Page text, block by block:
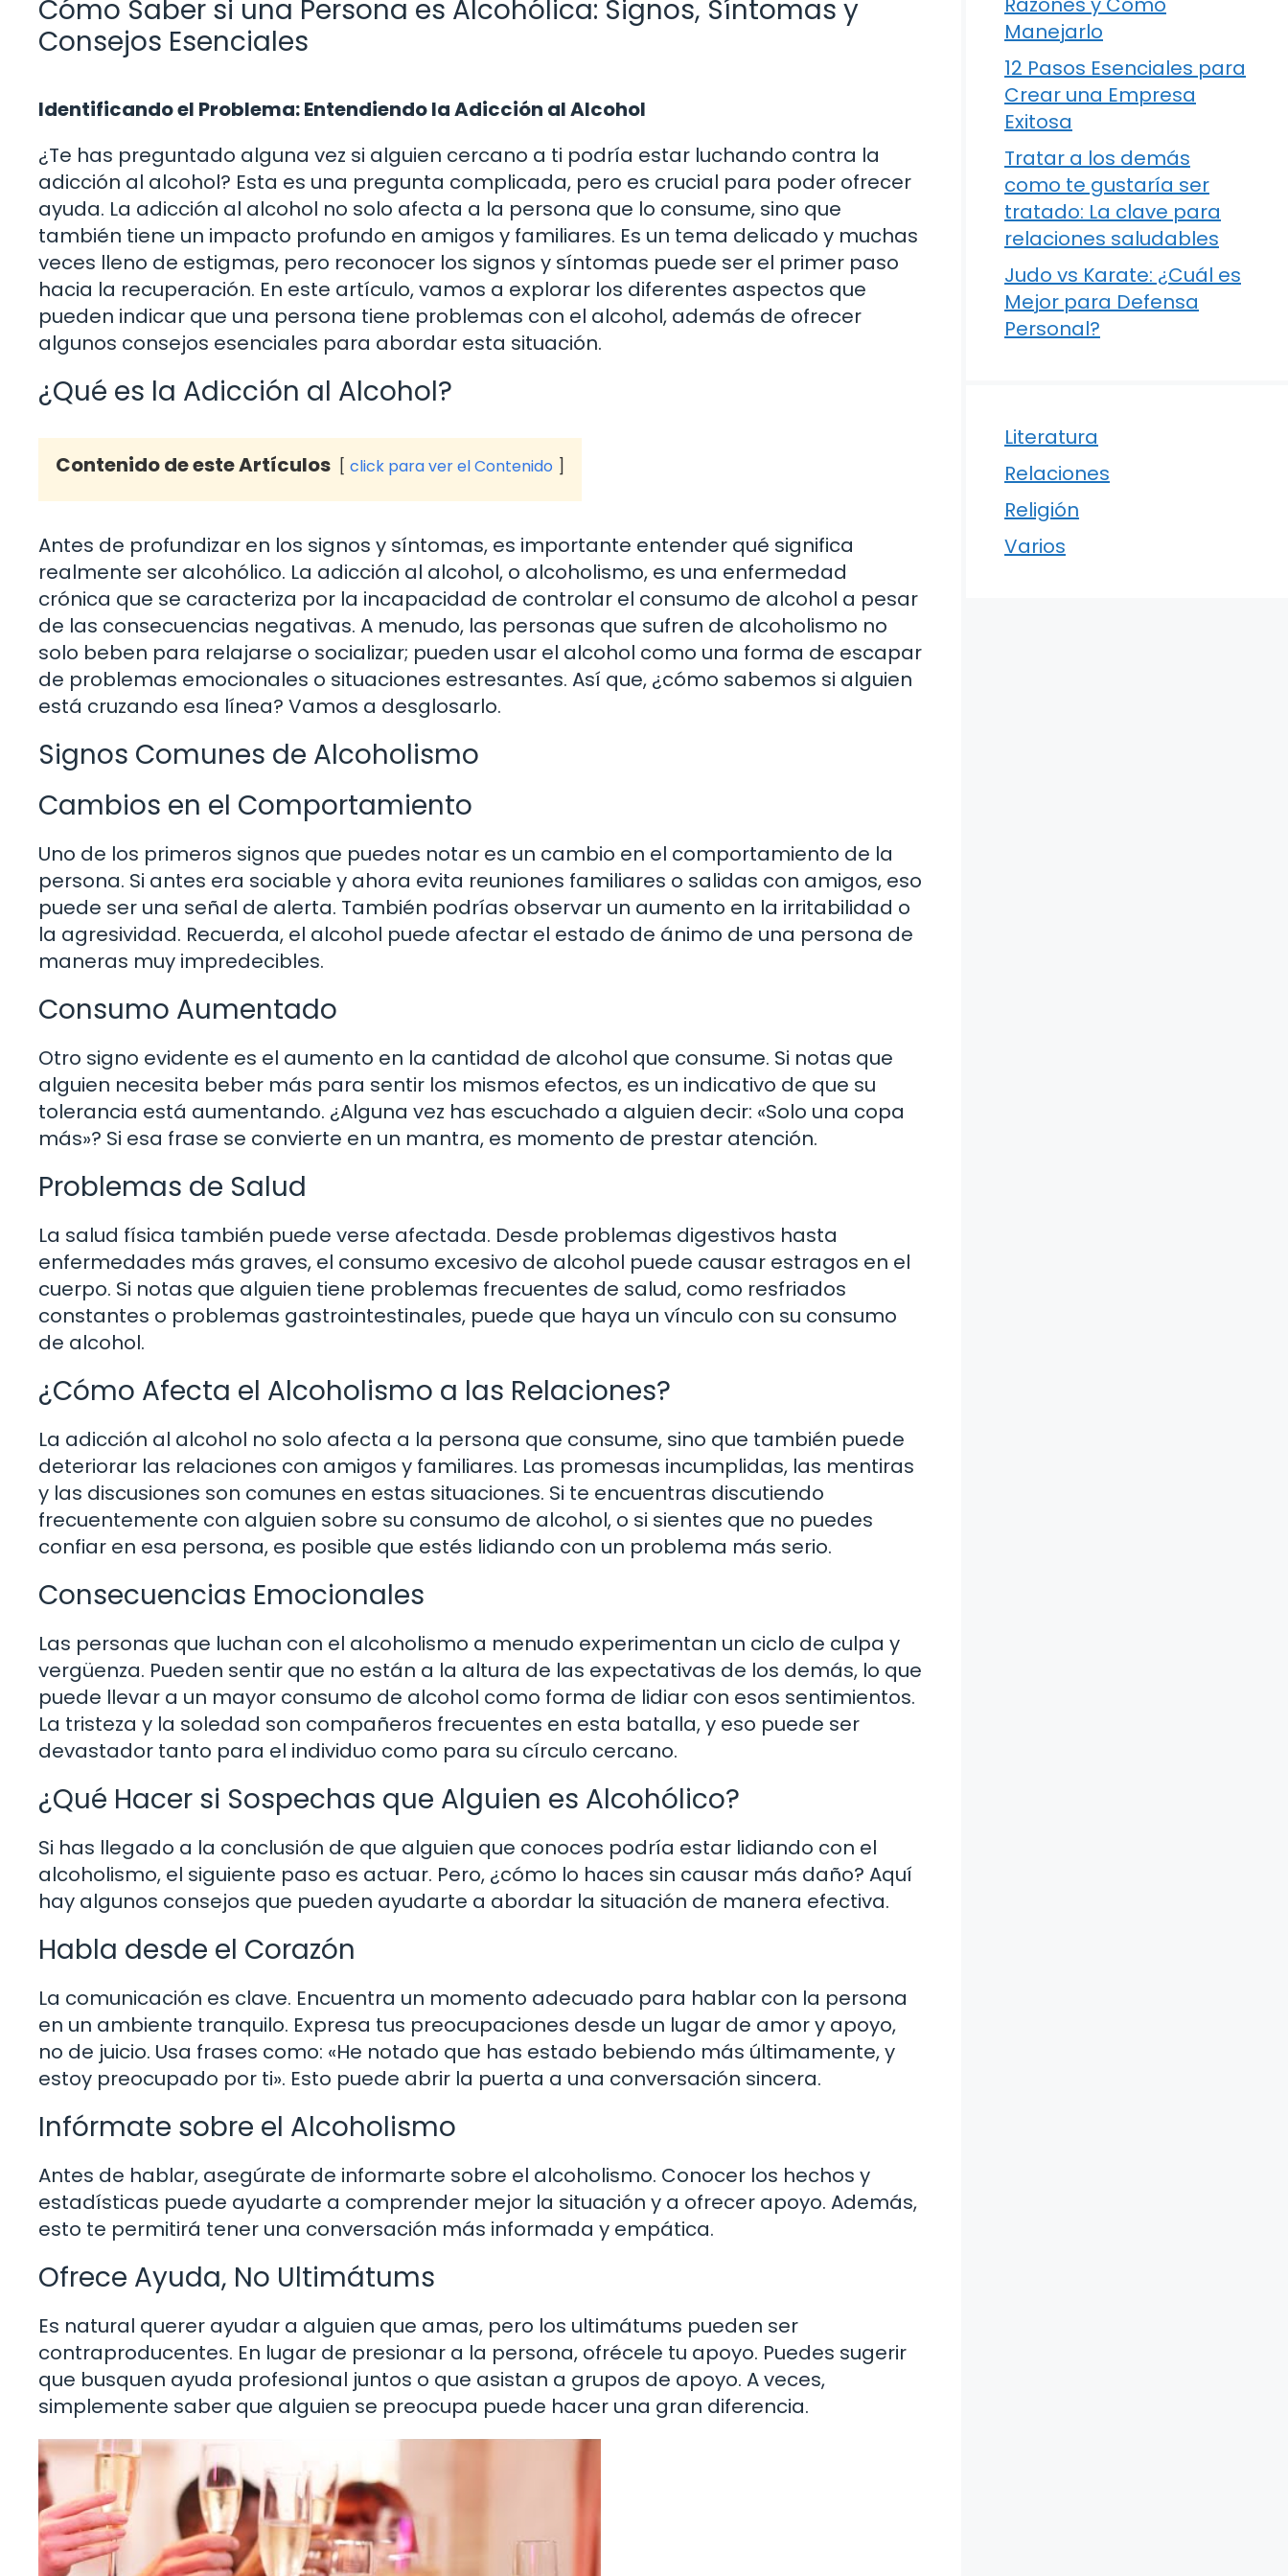
Cómo Saber si una Persona es Alcohólica: Signos, Síntomas y
Consejos Esenciales
Identificando el Problema: Entendiendo la Adicción al Alcohol
¿Te has preguntado alguna vez si alguien cercano a ti podría estar luchando contra la
adicción al alcohol? Esta es una pregunta complicada, pero es crucial para poder ofrecer
ayuda. La adicción al alcohol no solo afecta a la persona que lo consume, sino que
también tiene un impacto profundo en amigos y familiares. Es un tema delicado y muchas
veces lleno de estigmas, pero reconocer los signos y síntomas puede ser el primer paso
hacia la recuperación. En este artículo, vamos a explorar los diferentes aspectos que
pueden indicar que una persona tiene problemas con el alcohol, además de ofrecer
algunos consejos esenciales para abordar esta situación.
¿Qué es la Adicción al Alcohol?
Contenido de este Artículos click para ver el Contenido
Antes de profundizar en los signos y síntomas, es importante entender qué significa
realmente ser alcohólico. La adicción al alcohol, o alcoholismo, es una enfermedad
crónica que se caracteriza por la incapacidad de controlar el consumo de alcohol a pesar
de las consecuencias negativas. A menudo, las personas que sufren de alcoholismo no
solo beben para relajarse o socializar; pueden usar el alcohol como una forma de escapar
de problemas emocionales o situaciones estresantes. Así que, ¿cómo sabemos si alguien
está cruzando esa línea? Vamos a desglosarlo.
Signos Comunes de Alcoholismo
Cambios en el Comportamiento
Uno de los primeros signos que puedes notar es un cambio en el comportamiento de la
persona. Si antes era sociable y ahora evita reuniones familiares o salidas con amigos, eso
puede ser una señal de alerta. También podrías observar un aumento en la irritabilidad o
la agresividad. Recuerda, el alcohol puede afectar el estado de ánimo de una persona de
maneras muy impredecibles.
Consumo Aumentado
Otro signo evidente es el aumento en la cantidad de alcohol que consume. Si notas que
alguien necesita beber más para sentir los mismos efectos, es un indicativo de que su
tolerancia está aumentando. ¿Alguna vez has escuchado a alguien decir: «Solo una copa
más»? Si esa frase se convierte en un mantra, es momento de prestar atención.
Problemas de Salud
La salud física también puede verse afectada. Desde problemas digestivos hasta
enfermedades más graves, el consumo excesivo de alcohol puede causar estragos en el
cuerpo. Si notas que alguien tiene problemas frecuentes de salud, como resfriados
constantes o problemas gastrointestinales, puede que haya un vínculo con su consumo
de alcohol.
¿Cómo Afecta el Alcoholismo a las Relaciones?
La adicción al alcohol no solo afecta a la persona que consume, sino que también puede
deteriorar las relaciones con amigos y familiares. Las promesas incumplidas, las mentiras
y las discusiones son comunes en estas situaciones. Si te encuentras discutiendo
frecuentemente con alguien sobre su consumo de alcohol, o si sientes que no puedes
confiar en esa persona, es posible que estés lidiando con un problema más serio.
Consecuencias Emocionales
Las personas que luchan con el alcoholismo a menudo experimentan un ciclo de culpa y
vergüenza. Pueden sentir que no están a la altura de las expectativas de los demás, lo que
puede llevar a un mayor consumo de alcohol como forma de lidiar con esos sentimientos.
La tristeza y la soledad son compañeros frecuentes en esta batalla, y eso puede ser
devastador tanto para el individuo como para su círculo cercano.
¿Qué Hacer si Sospechas que Alguien es Alcohólico?
Si has llegado a la conclusión de que alguien que conoces podría estar lidiando con el
alcoholismo, el siguiente paso es actuar. Pero, ¿cómo lo haces sin causar más daño? Aquí
hay algunos consejos que pueden ayudarte a abordar la situación de manera efectiva.
Habla desde el Corazón
La comunicación es clave. Encuentra un momento adecuado para hablar con la persona
en un ambiente tranquilo. Expresa tus preocupaciones desde un lugar de amor y apoyo,
no de juicio. Usa frases como: «He notado que has estado bebiendo más últimamente, y
estoy preocupado por ti». Esto puede abrir la puerta a una conversación sincera.
Infórmate sobre el Alcoholismo
Antes de hablar, asegúrate de informarte sobre el alcoholismo. Conocer los hechos y
estadísticas puede ayudarte a comprender mejor la situación y a ofrecer apoyo. Además,
esto te permitirá tener una conversación más informada y empática.
Ofrece Ayuda, No Ultimátums
Es natural querer ayudar a alguien que amas, pero los ultimátums pueden ser
contraproducentes. En lugar de presionar a la persona, ofrécele tu apoyo. Puedes sugerir
que busquen ayuda profesional juntos o que asistan a grupos de apoyo. A veces,
simplemente saber que alguien se preocupa puede hacer una gran diferencia.
Manejarlo
12 Pasos Esenciales para
Crear una Empresa
Exitosa
Tratar a los demás
como te gustaría ser
tratado: La clave para
relaciones saludables
Judo vs Karate: ¿Cuál es
Mejor para Defensa
Personal?
Literatura
Relaciones
Religión
Varios